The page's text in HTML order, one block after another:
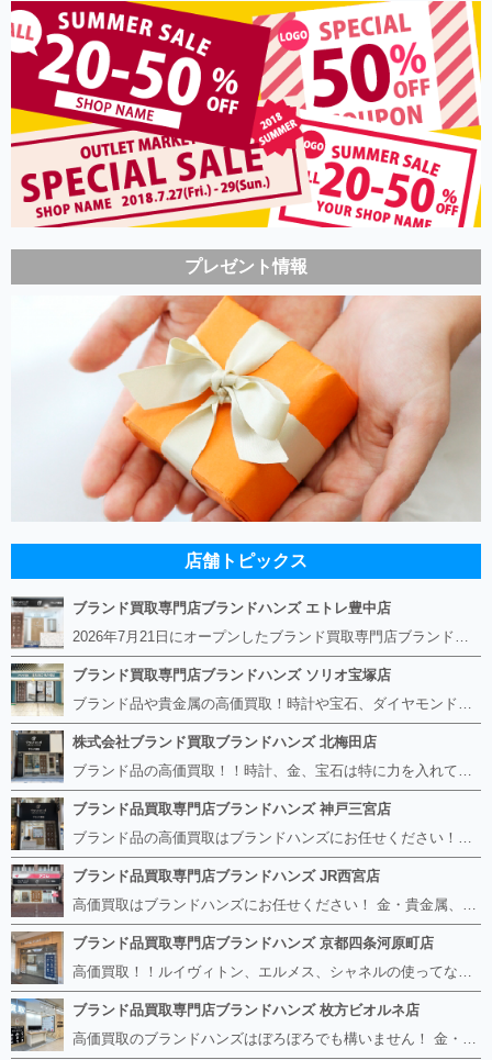
プレゼント情報
店舗トピックス
ブランド買取専門店ブランドハンズ エトレ豊中店
2026年7月21日にオープンしたブランド買取専門店ブランドハンズ エトレ豊中店です。 阪急豊中駅直結のショッピングモール エトレとよなかの１階に店舗がございます。 金・貴金属、ブランド品、時計、宝石などその他ブランド食器や美容機器、ブランド香水や化粧品などの取り扱いもございます。 熟練の鑑定士が親切・丁寧に接客、査定をさせていただきます。 査定だけでもOK。お気軽にご来店下さいませ！
ブランド買取専門店ブランドハンズ ソリオ宝塚店
ブランド品や貴金属の高価買取！時計や宝石、ダイヤモンドなど家に眠っているものがあったら捨てる前にブランドハンズへお越しください。 査定料は無料、お値段が付くものかお調べいたします！ 宅配買取もありますので使っていない古いルイヴィトンのバッグや財布、壊れているオメガの時計、千切れている金のネックレスや指輪、小型家電も取り扱っておりますのでお気軽にご利用下さい☆ その他ブランド食器、銀シルバー製品、美容機器、脱毛器、スマホなど幅広く取り扱っております！
株式会社ブランド買取ブランドハンズ 北梅田店
ブランド品の高価買取！！時計、金、宝石は特に力を入れています！ ルイヴィトン、シャネル、ロレックス、エルメスはもちろん、グッチ、プラダ、セリーヌ、フェンディなどなど、 その他ブランド食器、銀シルバー製品、美容機器、脱毛器、スマホなど幅広く取り扱っているので まずは無料査定にお越しください！ 手数料は全て無料！全国対応の宅配買取も行っておりますのでお気軽にご連絡下さい！
ブランド品買取専門店ブランドハンズ 神戸三宮店
ブランド品の高価買取はブランドハンズにお任せください！！ 高騰し続けている金・貴金属はもちろん、ルイヴィトン、エルメス、シャネル、ロレックスは特に力を入れております。 その他ブランド食器、銀シルバー製品、美容機器、脱毛器、スマホなど幅広く取り扱っております！ 鑑定士は経験豊富で親切丁寧な対応を心がけております。 鑑定書がないものでもしっかり見させて頂きます。
ブランド品買取専門店ブランドハンズ JR西宮店
高価買取はブランドハンズにお任せください！ 金・貴金属、ルイヴィトン、エルメス、シャネル、ロレックスは特に力を入れておりますが、 他店で断られたボロボロになったバッグや財布、壊れたブランド品、時計、千切れた貴金属もお買取り可能です。 経験豊富な鑑定士が宝石やダイヤモンドの鑑定書がないものでもしっかり見させて頂きます。 その他ブランド食器、銀シルバー製品、美容機器、脱毛器、スマホなど幅広く取り扱っております！ 是非お気軽にお越しください。
ブランド品買取専門店ブランドハンズ 京都四条河原町店
高価買取！！ルイヴィトン、エルメス、シャネルの使ってないものなど ブランドハンズならボロボロでも構いません。 他店に断られたものも当店ならお買取り可能です！ ロレックスやフェンディ、グッチも大歓迎です！ ブランド品や貴金属、時計、宝石、ダイヤモンドは特に高価買取ですのでお査定だけでもお待ちしております。
ブランド品買取専門店ブランドハンズ 枚方ビオルネ店
高価買取のブランドハンズはぼろぼろでも構いません！ 金・貴金属、ルイヴィトンやエルメス、シャネルの使ってないものはございませんか？ 他店に断られたものも当店ならお買取り可能です！ ロレックスやフェンディ、グッチも大歓迎！ ブランド品や貴金属、時計、宝石、ダイヤモンドは特に高価買取ですがブランド食器、スマホ、美容機器、銀製品など幅広く取り扱っております。